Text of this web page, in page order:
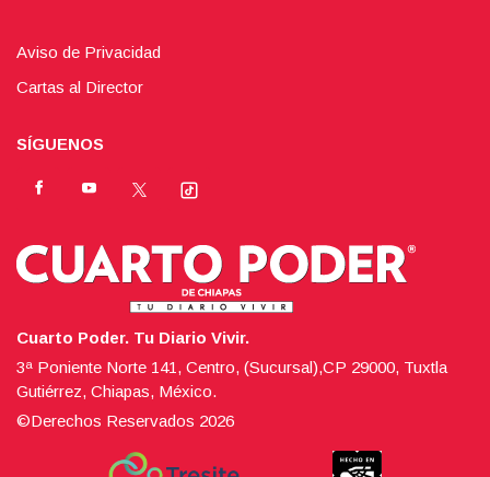
Aviso de Privacidad
Cartas al Director
SÍGUENOS
Cuarto Poder. Tu Diario Vivir.
3ª Poniente Norte 141, Centro, (Sucursal),CP 29000, Tuxtla
Gutiérrez, Chiapas, México.
©Derechos Reservados 2026